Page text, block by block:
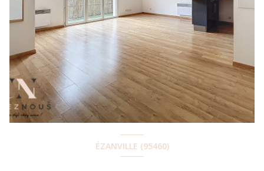
ÉZANVILLE (95460)